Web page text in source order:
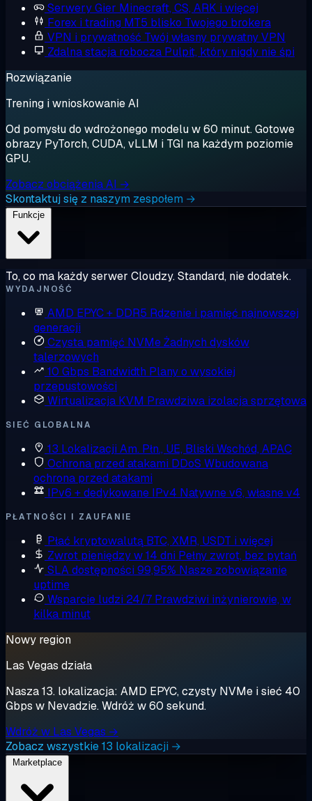
Serwery Gier Minecraft, CS, ARK i więcej
Forex i trading MT5 blisko Twojego brokera
VPN i prywatność Twój własny prywatny VPN
Zdalna stacja robocza Pulpit, który nigdy nie śpi
Rozwiązanie
Trening i wnioskowanie AI
Od pomysłu do wdrożonego modelu w 60 minut. Gotowe
obrazy PyTorch, CUDA, vLLM i TGI na każdym poziomie
GPU.
Zobacz obciążenia AI →
Skontaktuj się z naszym zespołem →
To, co ma każdy serwer Cloudzy. Standard, nie dodatek.
WYDAJNOŚĆ
AMD EPYC + DDR5 Rdzenie i pamięć najnowszej
generacji
Czysta pamięć NVMeŻadnych dysków
talerzowych
10 Gbps Bandwidth Plany o wysokiej
przepustowości
Wirtualizacja KVM Prawdziwa izolacja sprzętowa
SIEĆ GLOBALNA
13 Lokalizacji Am. Płn., UE, Bliski Wschód, APAC
Ochrona przed atakami DDoS Wbudowana
ochrona przed atakami
IPv6 + dedykowane IPv4 Natywne v6, własne v4
PŁATNOŚCI I ZAUFANIE
Płać kryptowalutą BTC, XMR, USDT i więcej
Zwrot pieniędzy w 14 dni Pełny zwrot, bez pytań
SLA dostępności 99,95% Nasze zobowiązanie
uptime
Wsparcie ludzi 24/7 Prawdziwi inżynierowie, w
kilka minut
Nowy region
Las Vegas działa
Nasza 13. lokalizacja: AMD EPYC, czysty NVMe i sieć 40
Gbps w Nevadzie. Wdróż w 60 sekund.
Wdróż w Las Vegas →
Zobacz wszystkie 13 lokalizacji →